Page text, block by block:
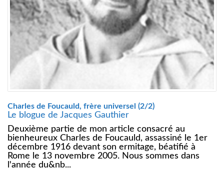
Charles de Foucauld, frère universel (2/2)
Le blogue de Jacques Gauthier
Deuxième partie de mon article consacré au
bienheureux Charles de Foucauld, assassiné le 1er
décembre 1916 devant son ermitage, béatifié à
Rome le 13 novembre 2005. Nous sommes dans
l'année du&nb...